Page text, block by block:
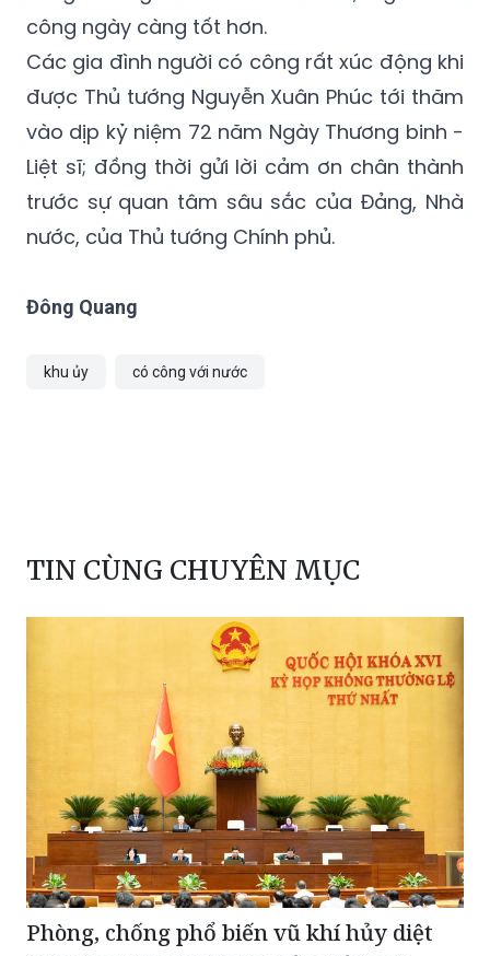
được Thủ tướng Nguyễn Xuân Phúc tới thăm
vào dịp kỷ niệm 72 năm Ngày Thương binh -
Liệt sĩ; đồng thời gửi lời cảm ơn chân thành
trước sự quan tâm sâu sắc của Đảng, Nhà
nước, của Thủ tướng Chính phủ.
Đông Quang
khu ủy có công với nước
Phòng, chống phổ biến vũ khí hủy diệt
hàng loạt nhưng không cản trở hoạt
động dân sự